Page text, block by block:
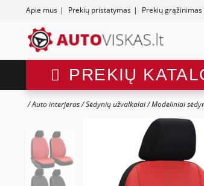
Apie mus | Prekių pristatymas | Prekių grąžinimas
PREKIŲ
Auto interjeras Sėdynių užvalkalai Modeliniai